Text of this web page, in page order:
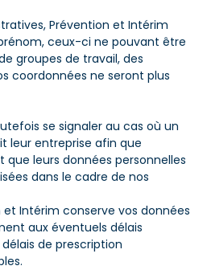
Prévention et Intérim
ceux-ci ne pouvant être
groupes de travail, des
coordonnées ne seront plus
se signaler au cas où un
leur entreprise afin que
leurs données personnelles
dans le cadre de nos
Intérim conserve vos données
aux éventuels délais
de prescription